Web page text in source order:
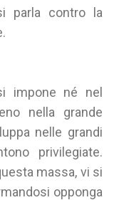
parla contro la
impone né nel
nella grande
nelle grandi
privilegiate.
massa, vi si
opponga